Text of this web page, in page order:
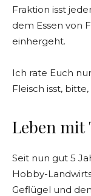
Fraktion isst
dem Essen von
einhergeht.
Ich rate Euch
Fleisch isst,
Leben mit
Seit nun gut 5
Hobby-
Geflügel und